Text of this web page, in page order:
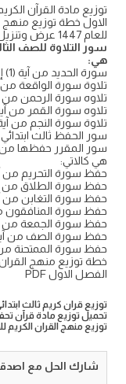
توزيع مادة القرآن
للعام 1447 عرض وتنزيل بصيغة pdf من واجباتي
سور التلاوة للصف
هي:
سورة الحديد من آية (1) إلى آية (29)
تلاوة سورة الواقعة من آية (1) إلى
تلاوه سورة الرحمن من آية (1) إلى
تلاوه سورة القمر من آية (1) إلى
تلاوة سورة النجم من آية (1) إلى آية
سور الحفظ ثالث
سور المقرر حفظها من
هي كالاتي:
حفظ سورة التحريم من آية (1) إلى
حفظ سورة الطلاق من آية (1) إلى
حفظ سورة التغابن من آية (1) إلى
حفظ سورة المنافقون من آية (1)
حفظ سورة الجمعة من آية (1) إلى
حفظ سورة الصف من آية (1) إلى
حفظ سورة الممتحنة من آية (1)
الفصل الاول PDF
توزيع قران كريم ثالث ابتدائي ف١ عام
تحميل توزيع مادة قرآن تحفيظ
توزيع منهج القران الكريم
شارك الحل مع